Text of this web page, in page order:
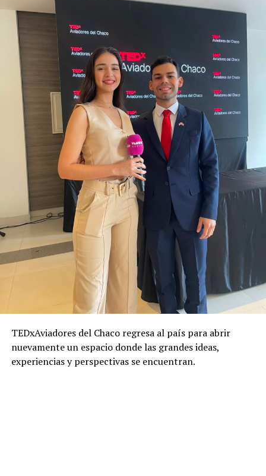
TEDxAviadores del Chaco regresa al país para abrir
nuevamente un espacio donde las grandes ideas,
experiencias y perspectivas se encuentran.